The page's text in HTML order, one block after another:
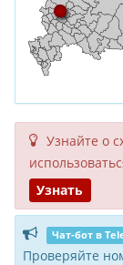
Узнайте о
Узнать
Чат-бот в
Проверяйте